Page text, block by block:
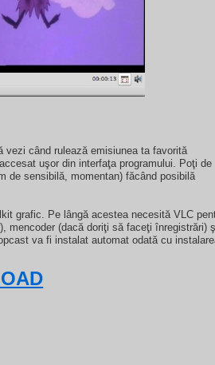
vezi când rulează emisiunea ta favorită
uşor din interfaţa programului. Poţi de
de sensibilă, momentan) făcând posibilă
grafic. Pe lângă acestea necesită VLC
mencoder (dacă doriţi să faceţi înregistrări)
va fi instalat automat odată cu